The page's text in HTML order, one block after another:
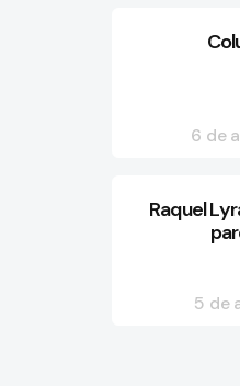
6 de
Raquel
5 de